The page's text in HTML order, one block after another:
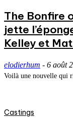
The Bonfire
jette
Kelley et
elodierhum - 6 août
Voilà une nouvelle qui
Castings